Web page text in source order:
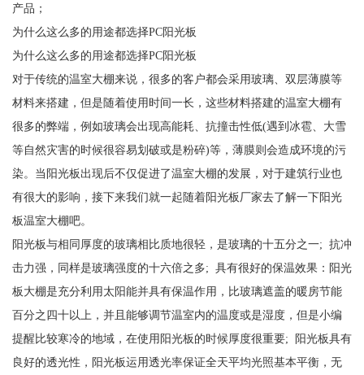
产品；
为什么这么多的用途都选择PC阳光板
为什么这么多的用途都选择PC阳光板
对于传统的温室大棚来说，很多的客户都会采用玻璃、双层薄膜等
材料来搭建，但是随着使用时间一长，这些材料搭建的温室大棚有
很多的弊端，例如玻璃会出现高能耗、抗撞击性低(遇到冰雹、大雪
等自然灾害的时候很容易划破或是粉碎)等，薄膜则会造成环境的污
染。当阳光板出现后不仅促进了温室大棚的发展，对于建筑行业也
有很大的影响，接下来我们就一起随着阳光板厂家去了解一下阳光
板温室大棚吧。
阳光板与相同厚度的玻璃相比质地很轻，是玻璃的十五分之一; 抗冲
击力强，同样是玻璃强度的十六倍之多; 具有很好的保温效果：阳光
板大棚是充分利用太阳能并具有保温作用，比玻璃遮盖的暖房节能
百分之四十以上，并且能够调节温室内的温度或是湿度，但是小编
提醒比较寒冷的地域，在使用阳光板的时候厚度很重要; 阳光板具有
良好的透光性，阳光板运用透光率保证全天平均光照基本平衡，无